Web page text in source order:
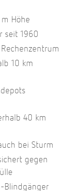
Höhe
seit 1960
10 km
40 km
bei Sturm
gegen
Blindgänger